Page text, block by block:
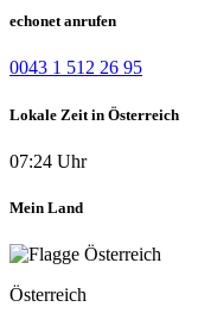
echonet anrufen
0043 1 512 26 95
Lokale Zeit in Österreich
07:24 Uhr
Mein Land
Österreich